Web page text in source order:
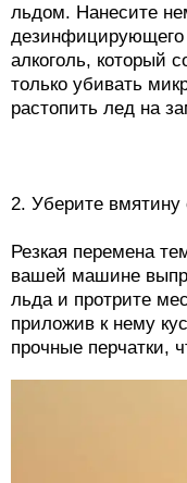
льдом. Нанесите
дезинфицирующего
алкоголь, который
только убивать
растопить лед на
2. Уберите
Резкая перемена
вашей машине
льда и протрите
приложив к нему
прочные перчатки,